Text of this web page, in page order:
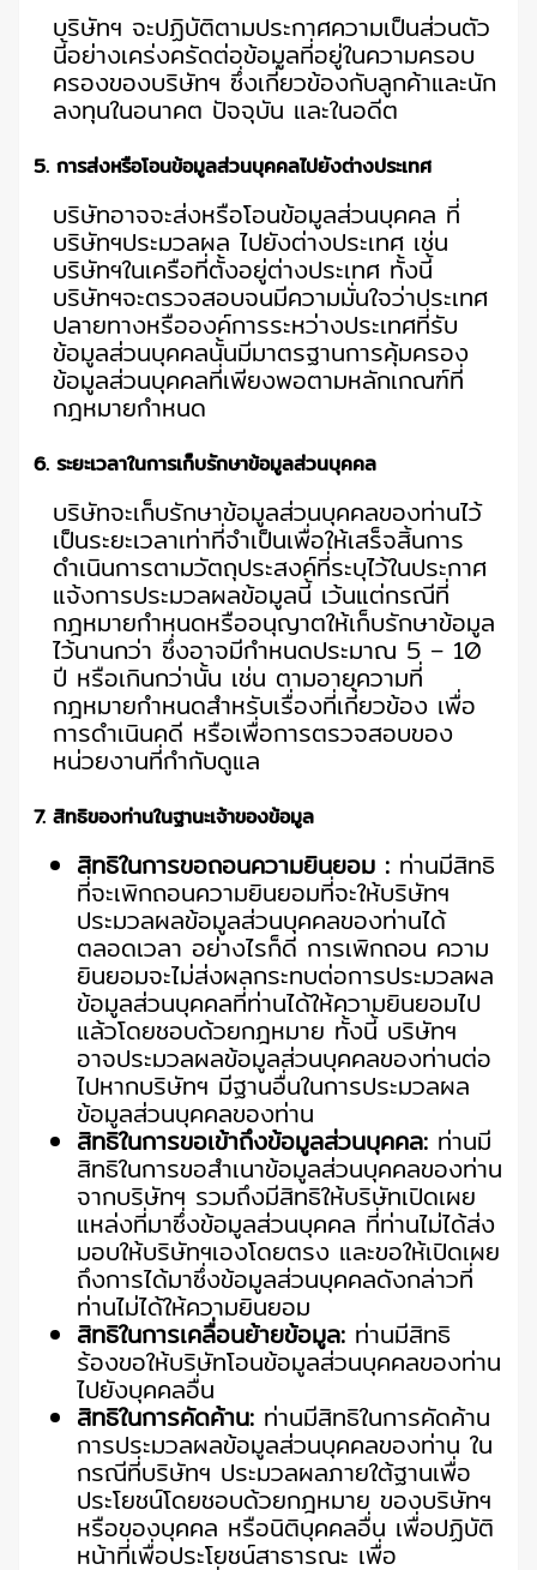
บริษัทฯ จะปฏิบัติตามประกาศความเป็นส่วนตัว
นี้อย่างเคร่งครัดต่อข้อมูลที่อยู่ในความครอบ
ครองของบริษัทฯ ซึ่งเกี่ยวข้องกับลูกค้าและนัก
ลงทุนในอนาคต ปัจจุบัน และในอดีต
5. การส่งหรือโอนข้อมูลส่วนบุคคลไปยังต่างประเทศ
บริษัทอาจจะส่งหรือโอนข้อมูลส่วนบุคคล ที่
บริษัทฯประมวลผล ไปยังต่างประเทศ เช่น
บริษัทฯในเครือที่ตั้งอยู่ต่างประเทศ ทั้งนี้
บริษัทฯจะตรวจสอบจนมีความมั่นใจว่าประเทศ
ปลายทางหรือองค์การระหว่างประเทศที่รับ
ข้อมูลส่วนบุคคลนั้นมีมาตรฐานการคุ้มครอง
ข้อมูลส่วนบุคคลที่เพียงพอตามหลักเกณฑ์ที่
กฎหมายกำหนด
6. ระยะเวลาในการเก็บรักษาข้อมูลส่วนบุคคล
บริษัทจะเก็บรักษาข้อมูลส่วนบุคคลของท่านไว้
เป็นระยะเวลาเท่าที่จำเป็นเพื่อให้เสร็จสิ้นการ
ดำเนินการตามวัตถุประสงค์ที่ระบุไว้ในประกาศ
แจ้งการประมวลผลข้อมูลนี้ เว้นแต่กรณีที่
กฎหมายกำหนดหรืออนุญาตให้เก็บรักษาข้อมูล
ไว้นานกว่า ซึ่งอาจมีกำหนดประมาณ 5 – 10
ปี หรือเกินกว่านั้น เช่น ตามอายุความที่
กฎหมายกำหนดสำหรับเรื่องที่เกี่ยวข้อง เพื่อ
การดำเนินคดี หรือเพื่อการตรวจสอบของ
หน่วยงานที่กำกับดูแล
7. สิทธิของท่านในฐานะเจ้าของข้อมูล
สิทธิในการขอถอนความยินยอม : ท่านมีสิทธิ
ที่จะเพิกถอนความยินยอมที่จะให้บริษัทฯ
ประมวลผลข้อมูลส่วนบุคคลของท่านได้
ตลอดเวลา อย่างไรก็ดี การเพิกถอน ความ
ยินยอมจะไม่ส่งผลกระทบต่อการประมวลผล
ข้อมูลส่วนบุคคลที่ท่านได้ให้ความยินยอมไป
แล้วโดยชอบด้วยกฎหมาย ทั้งนี้ บริษัทฯ
อาจประมวลผลข้อมูลส่วนบุคคลของท่านต่อ
ไปหากบริษัทฯ มีฐานอื่นในการประมวลผล
ข้อมูลส่วนบุคคลของท่าน
สิทธิในการขอเข้าถึงข้อมูลส่วนบุคคล: ท่านมี
สิทธิในการขอสำเนาข้อมูลส่วนบุคคลของท่าน
จากบริษัทฯ รวมถึงมีสิทธิให้บริษัทเปิดเผย
แหล่งที่มาซึ่งข้อมูลส่วนบุคคล ที่ท่านไม่ได้ส่ง
มอบให้บริษัทฯเองโดยตรง และขอให้เปิดเผย
ถึงการได้มาซึ่งข้อมูลส่วนบุคคลดังกล่าวที่
ท่านไม่ได้ให้ความยินยอม
สิทธิในการเคลื่อนย้ายข้อมูล: ท่านมีสิทธิ
ร้องขอให้บริษัทโอนข้อมูลส่วนบุคคลของท่าน
ไปยังบุคคลอื่น
สิทธิในการคัดค้าน: ท่านมีสิทธิในการคัดค้าน
การประมวลผลข้อมูลส่วนบุคคลของท่าน ใน
กรณีที่บริษัทฯ ประมวลผลภายใต้ฐานเพื่อ
ประโยชน์โดยชอบด้วยกฎหมาย ของบริษัทฯ
หรือของบุคคล หรือนิติบุคคลอื่น เพื่อปฏิบัติ
หน้าที่เพื่อประโยชน์สาธารณะ เพื่อ